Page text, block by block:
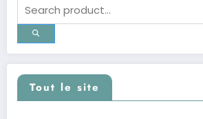
Tout le site